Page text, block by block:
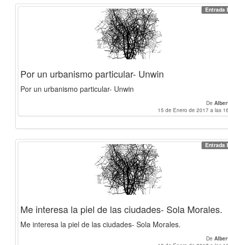
Entrada
Por un urbanismo particular- Unwin
Por un urbanismo particular- Unwin
De
15 de Enero de 2017 a las
Entrada
Me interesa la piel de las ciudades- Sola Morales.
Me interesa la piel de las ciudades- Sola Morales.
De